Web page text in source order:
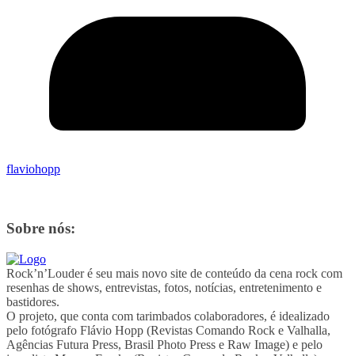
flaviohopp
Sobre nós:
Rock’n’Louder é seu mais novo site de conteúdo da cena rock com
resenhas de shows, entrevistas, fotos, notícias, entretenimento e
bastidores.
O projeto, que conta com tarimbados colaboradores, é idealizado
pelo fotógrafo Flávio Hopp (Revistas Comando Rock e Valhalla,
Agências Futura Press, Brasil Photo Press e Raw Image) e pelo